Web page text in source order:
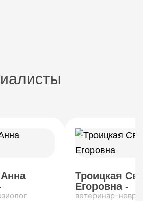
Троицкая
Егоровна -
ветеринар-